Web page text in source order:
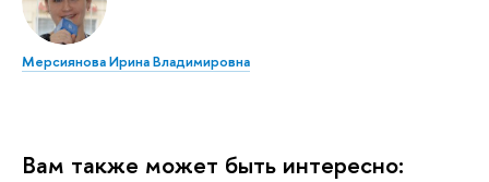
Мерсиянова Ирина Владимировна
Вам также может быть интересно: